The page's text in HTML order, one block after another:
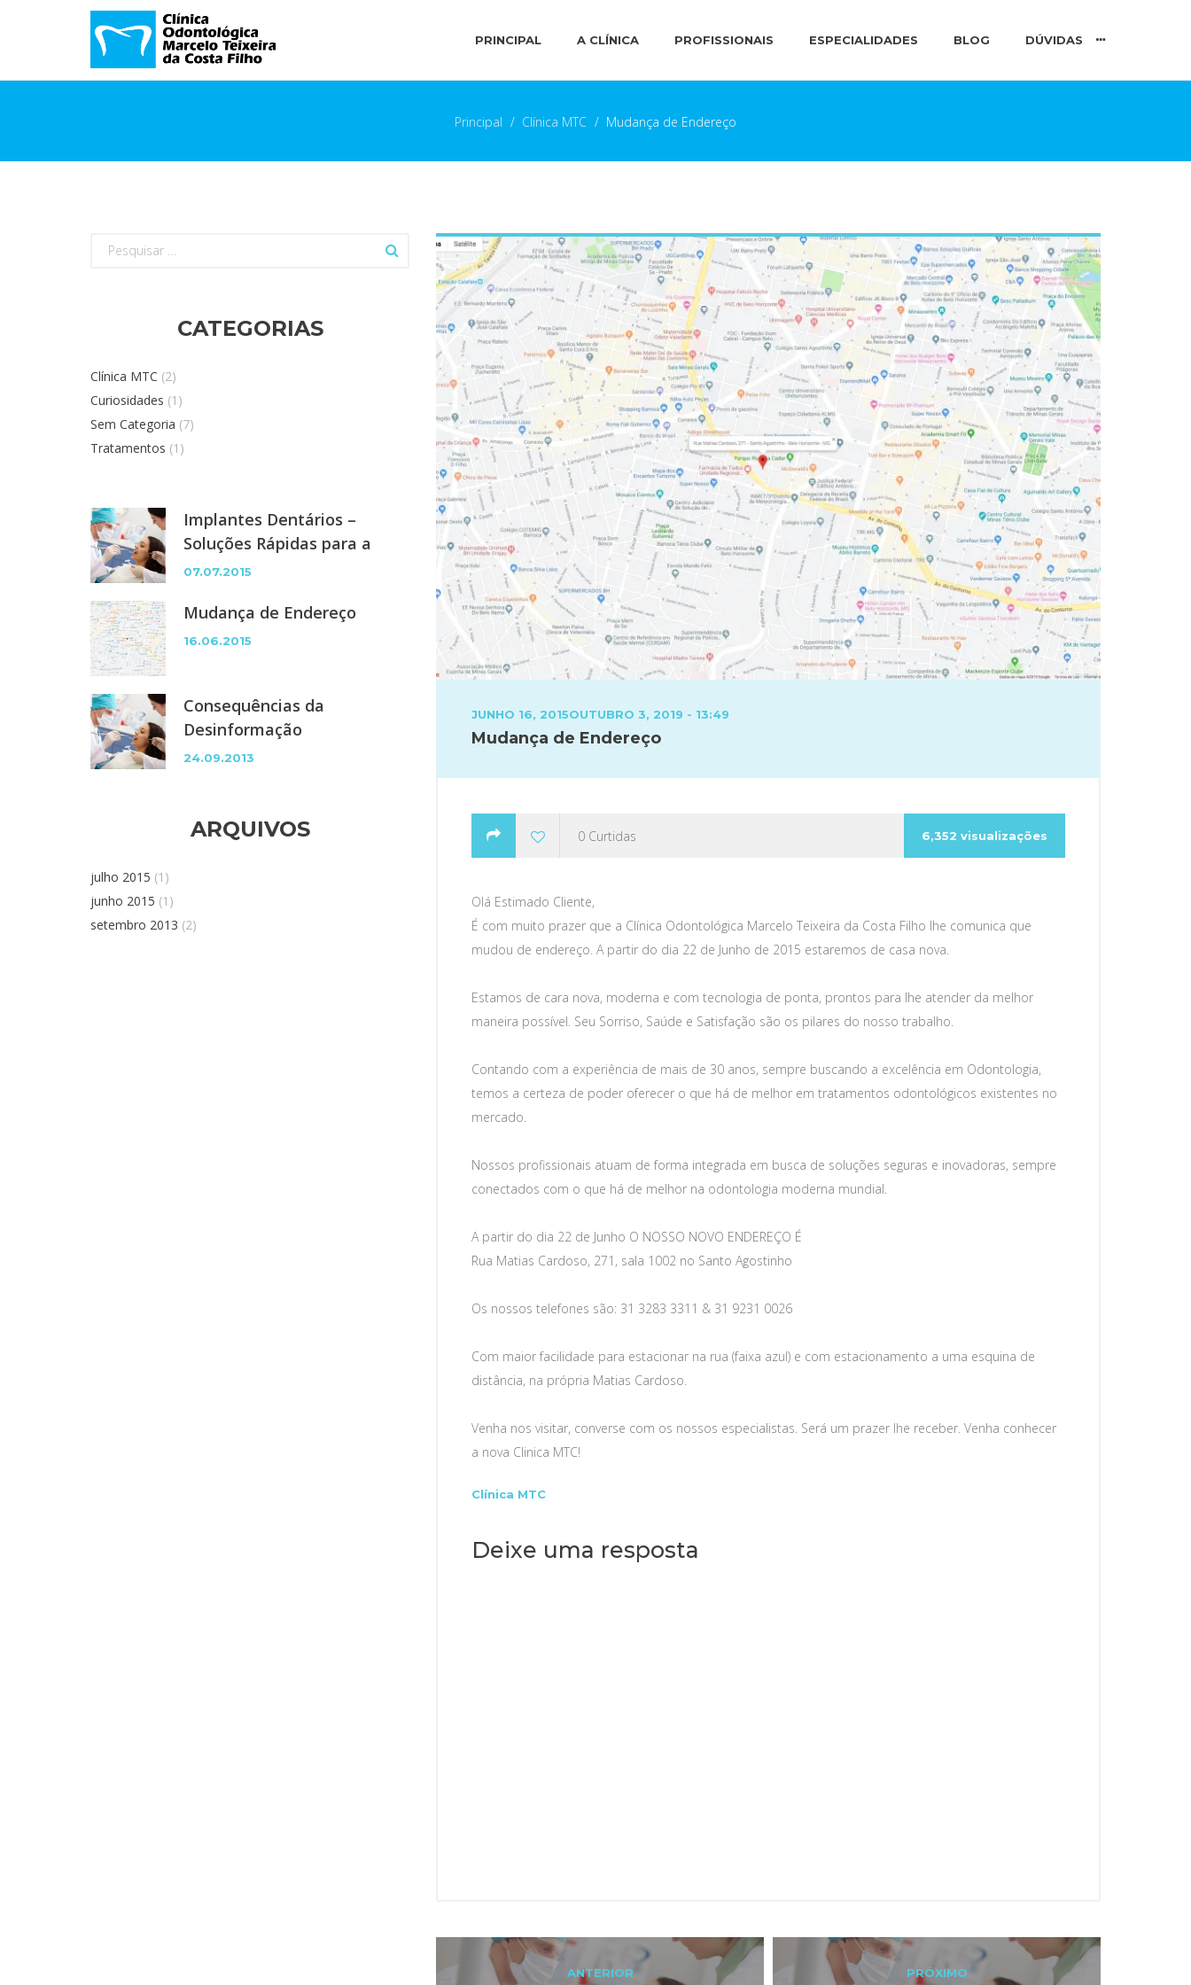
PRINCIPAL A CLÍNICA PROFISSIONAIS ESPECIALIDADES BLOG DÚVIDAS
Principal Clínica MTC Mudança de Endereço
POSTED
JUNHO 16, 2015OUTUBRO 3, 2019 - 13:49
Mudança de Endereço
0 Curtidas 6,352 visualizações
Olá Estimado Cliente,
É com muito prazer que a Clínica Odontológica Marcelo Teixeira da Costa Filho lhe comunica que
mudou de endereço. A partir do dia 22 de Junho de 2015 estaremos de casa nova.
Estamos de cara nova, moderna e com tecnologia de ponta, prontos para lhe atender da melhor
maneira possível. Seu Sorriso, Saúde e Satisfação são os pilares do nosso trabalho.
Contando com a experiência de mais de 30 anos, sempre buscando a excelência em Odontologia,
temos a certeza de poder oferecer o que há de melhor em tratamentos odontológicos existentes no
mercado.
Nossos profissionais atuam de forma integrada em busca de soluções seguras e inovadoras, sempre
conectados com o que há de melhor na odontologia moderna mundial.
A partir do dia 22 de Junho O NOSSO NOVO ENDEREÇO É
Rua Matias Cardoso, 271, sala 1002 no Santo Agostinho
Os nossos telefones são: 31 3283 3311 & 31 9231 0026
Com maior facilidade para estacionar na rua (faixa azul) e com estacionamento a uma esquina de
distância, na própria Matias Cardoso.
Venha nos visitar, converse com os nossos especialistas. Será um prazer lhe receber. Venha conhecer
a nova Clinica MTC!
Categories
Clínica MTC
Deixe uma resposta
Navegação
Previous
ANTERIOR PRÓXIMO
Pesquisar
CATEGORIAS
Clínica MTC (2)
Curiosidades (1)
Sem Categoria (7)
Tratamentos (1)
Implantes Dentários –
Soluções Rápidas para a
Perda ou Ausência de
07.07.2015
Mudança de Endereço
16.06.2015
Consequências da
Desinformação
24.09.2013
ARQUIVOS
julho 2015 (1)
junho 2015 (1)
setembro 2013 (2)